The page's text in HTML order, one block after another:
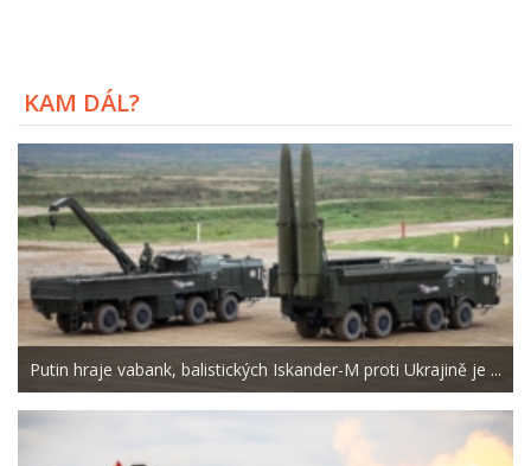
KAM DÁL?
Putin hraje vabank, balistických Iskander-M proti Ukrajině je ...